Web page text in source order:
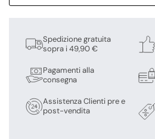
Spedizione gratuita
sopra i 49,90 €
Pagamenti alla
consegna
Assistenza Clienti pre e
post-vendita